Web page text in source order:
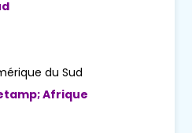
du Sud
Afrique